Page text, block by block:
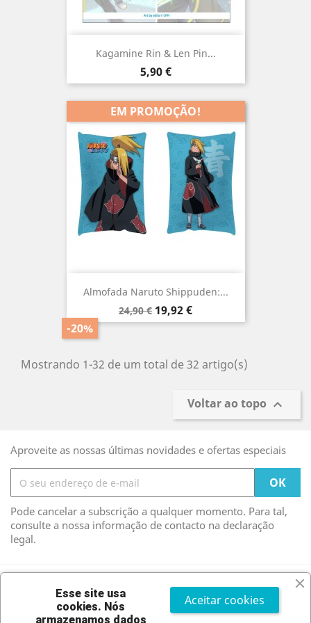
Kagamine Rin & Len Pin...
Preço
5,90 €
Almofada Naruto Shippuden:...
Preço
normal
24,90 €
-20%
Preço
19,92 €
EM PROMOÇÃO!
Mostrando 1-32 de um total de 32 artigo(s)
Voltar ao topo 
Aproveite as nossas últimas novidades e ofertas especiais
Pode cancelar a subscrição a qualquer momento. Para tal,
consulte a nossa informação de contacto na declaração
legal.
Esse site usa
cookies. Nós
armazenamos dados
Aceitar cookies